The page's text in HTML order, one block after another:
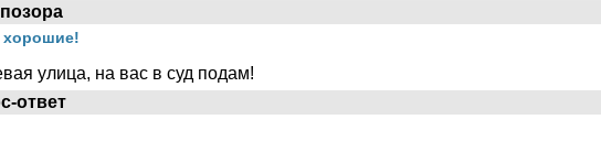
хорошие!
улица, на вас в суд подам!
ответ